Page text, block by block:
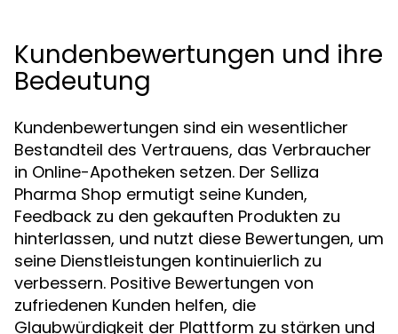
Kundenbewertungen und ihre
Bedeutung
Kundenbewertungen sind ein wesentlicher
Bestandteil des Vertrauens, das Verbraucher
in Online-Apotheken setzen. Der Selliza
Pharma Shop ermutigt seine Kunden,
Feedback zu den gekauften Produkten zu
hinterlassen, und nutzt diese Bewertungen, um
seine Dienstleistungen kontinuierlich zu
verbessern. Positive Bewertungen von
zufriedenen Kunden helfen, die
Glaubwürdigkeit der Plattform zu stärken und